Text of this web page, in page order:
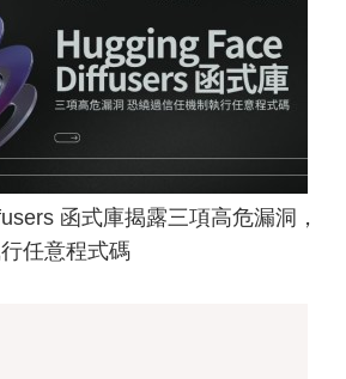
函式庫揭露三項高危漏洞，
任意程式碼